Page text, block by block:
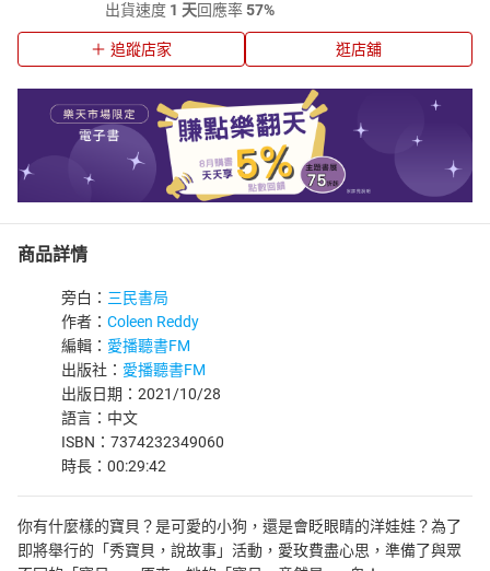
出貨速度 1 天回應率57%
追蹤店家 逛店舖
商品詳情
旁白： 三民書局
作者： Coleen Reddy
編輯： 愛播聽書FM
出版社： 愛播聽書FM
出版日期：2021/10/28
語言：中文
ISBN：7374232349060
時長：00:29:42
你有什麼樣的寶貝？是可愛的小狗，還是會眨眼睛的洋娃娃？為了
即將舉行的「秀寶貝，說故事」活動，愛玫費盡心思，準備了與眾